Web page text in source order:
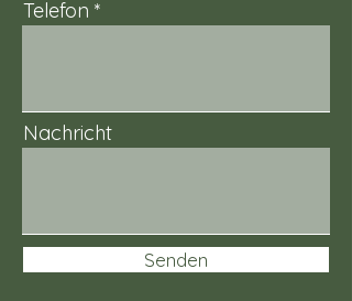
Telefon
Nachricht
Senden